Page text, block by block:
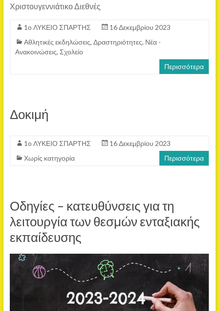
Χριστουγεννιάτικο Διεθνές
1o ΛΥΚΕΙΟ ΣΠΑΡΤΗΣ
16 Δεκεμβρίου 2023
Αθλητικές εκδηλώσεις, Δραστηριότητες, Νέα -
Ανακοινώσεις, Σχολείο
Περισσότερα
Δοκιμή
1o ΛΥΚΕΙΟ ΣΠΑΡΤΗΣ
16 Δεκεμβρίου 2023
Χωρίς κατηγορία
Περισσότερα
Οδηγίες – κατευθύνσεις για τη
λειτουργία των θεσμών ενταξιακής
εκπαίδευσης